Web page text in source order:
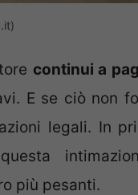
continui a
E se ciò non
legali. In
più pesanti.